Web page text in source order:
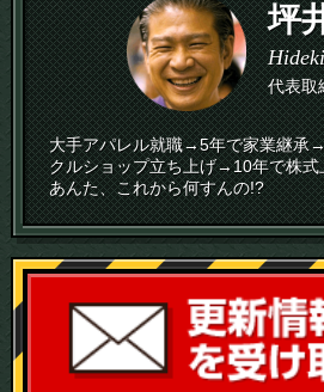
坪
代表取
大手アパレル就職→5年で家業継承
クルショップ立ち上げ→10年で株
あんた、これから何すんの!?